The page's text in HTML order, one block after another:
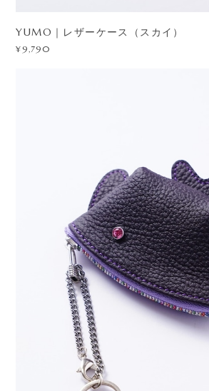
YUMO｜レザーケース（スカイ）
¥9,790